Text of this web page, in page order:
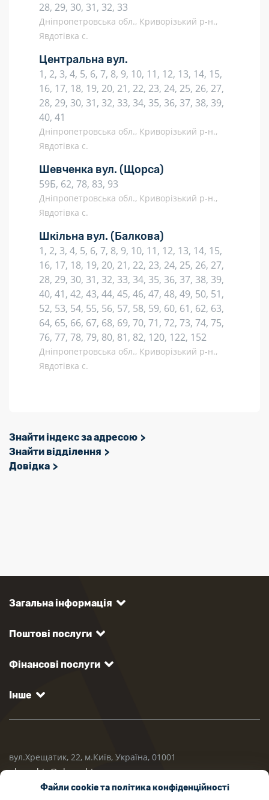
28, 29, 30, 31, 32, 33
Дніпропетровська обл., Криворізький р-н.,
Явдотівка с.
Центральна вул.
1, 2, 3, 4, 5, 6, 7, 8, 9, 10, 11, 12, 13, 14, 15,
16, 17, 18, 19, 20, 21, 22, 23, 24, 25, 26, 27,
28, 29, 30, 31, 32, 33, 34, 35, 36, 37, 38, 39,
40, 41
Дніпропетровська обл., Криворізький р-н.,
Явдотівка с.
Шевченка вул. (Щорса)
59Б, 62, 78, 83, 93
Дніпропетровська обл., Криворізький р-н.,
Явдотівка с.
Шкільна вул. (Балкова)
1, 2, 3, 4, 5, 6, 7, 8, 9, 10, 11, 12, 13, 14, 15,
16, 17, 18, 19, 20, 21, 22, 23, 24, 25, 26, 27,
28, 29, 30, 31, 32, 33, 34, 35, 36, 37, 38, 39,
40, 41, 42, 43, 44, 45, 46, 47, 48, 49, 50, 51,
52, 53, 54, 55, 56, 57, 58, 59, 60, 61, 62, 63,
64, 65, 66, 67, 68, 69, 70, 71, 72, 73, 74, 75,
76, 77, 78, 79, 80, 81, 82, 120, 122, 152
Дніпропетровська обл., Криворізький р-н.,
Явдотівка с.
Знайти індекс за адресою
Знайти відділення
Довідка
Загальна інформація
Поштові послуги
Фінансові послуги
Інше
вул.Хрещатик, 22, м.Київ, Україна, 01001
ukrposhta@ukrposhta.ua
Файли cookie та політика конфіденційності